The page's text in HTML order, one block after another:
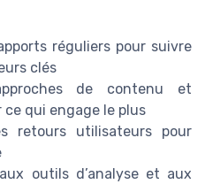
réguliers pour suivre
clés
de contenu et
qui engage le plus
retours utilisateurs pour
outils d’analyse et aux